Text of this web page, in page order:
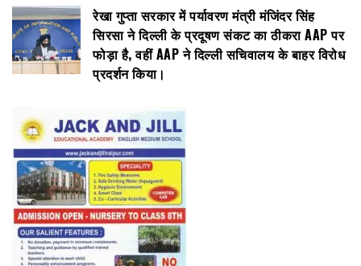
रेखा गुप्ता सरकार में पर्यावरण मंत्री मंजिंदर सिंह
सिरसा ने दिल्ली के प्रदूषण संकट का ठीकरा AAP पर
फोड़ा है, वहीं AAP ने दिल्ली सचिवालय के बाहर विरोध
प्रदर्शन किया।